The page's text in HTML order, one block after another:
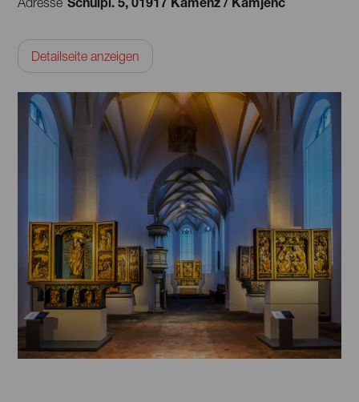
Detailseite anzeigen